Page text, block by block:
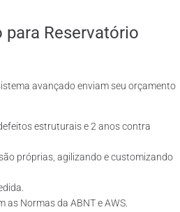
Reservatório
avançado enviam seu orçamento
estruturais e 2 anos contra
próprias, agilizando e customizando
as Normas da ABNT e AWS.